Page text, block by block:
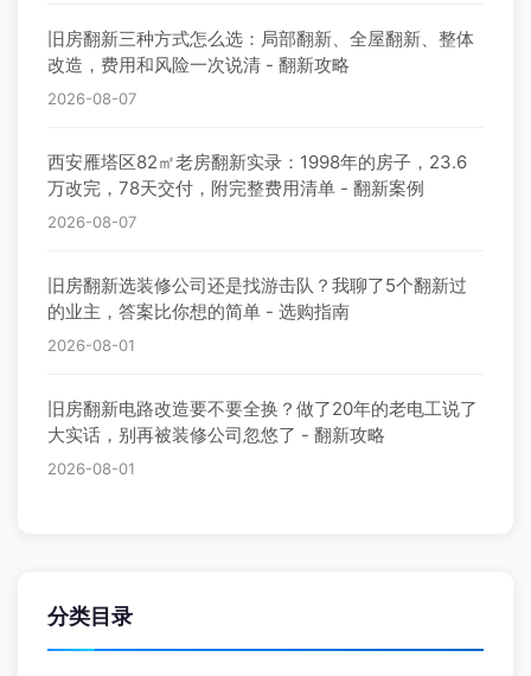
旧房翻新三种方式怎么选：局部翻新、全屋翻新、整体
改造，费用和风险一次说清 - 翻新攻略
2026-08-07
西安雁塔区82㎡老房翻新实录：1998年的房子，23.6
万改完，78天交付，附完整费用清单 - 翻新案例
2026-08-07
旧房翻新选装修公司还是找游击队？我聊了5个翻新过
的业主，答案比你想的简单 - 选购指南
2026-08-01
旧房翻新电路改造要不要全换？做了20年的老电工说了
大实话，别再被装修公司忽悠了 - 翻新攻略
2026-08-01
分类目录